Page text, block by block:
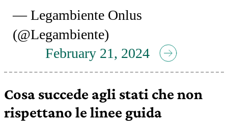
— Legambiente Onlus
(@Legambiente)
February 21, 2024
Cosa succede agli stati che non
rispettano le linee guida